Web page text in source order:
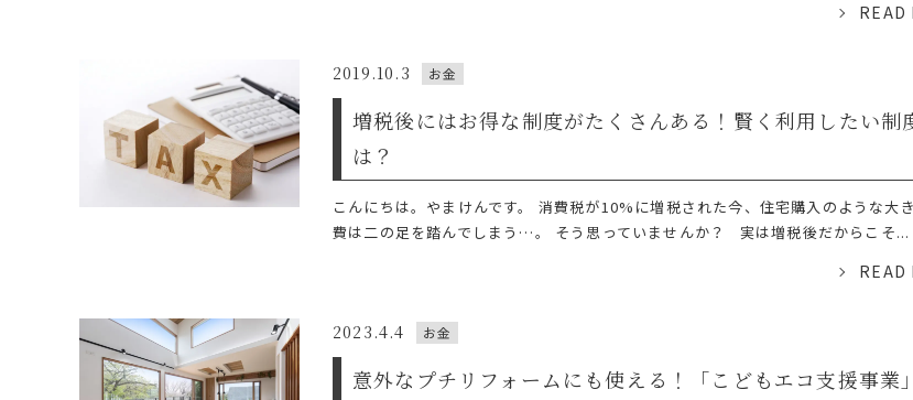
READ
2019.10.3 お金
増税後にはお得な制度がたくさんある！賢く利用したい制
は？
こんにちは。やまけんです。 消費税が10%に増税された今、住宅購入のような大
費は二の足を踏んでしまう…。 そう思っていませんか？ 実は増税後だからこそ...
READ
2023.4.4 お金
意外なプチリフォームにも使える！「こどもエコ支援事業」